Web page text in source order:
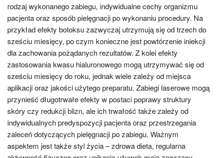
rodzaj wykonanego zabiegu, indywidualne cechy organizmu
pacjenta oraz sposób pielęgnacji po wykonaniu procedury. Na
przykład efekty botoksu zazwyczaj utrzymują się od trzech do
sześciu miesięcy, po czym konieczne jest powtórzenie iniekcji
dla zachowania pożądanych rezultatów. Z kolei efekty
zastosowania kwasu hialuronowego mogą utrzymywać się od
sześciu miesięcy do roku, jednak wiele zależy od miejsca
aplikacji oraz jakości użytego preparatu. Zabiegi laserowe mogą
przynieść długotrwałe efekty w postaci poprawy struktury
skóry czy redukcji blizn, ale ich trwałość także zależy od
indywidualnych predyspozycji pacjenta oraz przestrzegania
zaleceń dotyczących pielęgnacji po zabiegu. Ważnym
aspektem jest także styl życia – zdrowa dieta, regularna